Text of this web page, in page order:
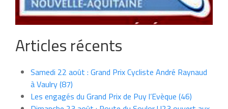
Articles récents
Samedi 22 août : Grand Prix Cycliste André Raynaud
à Vaulry (87)
Les engagés du Grand Prix de Puy l’Evèque (46)